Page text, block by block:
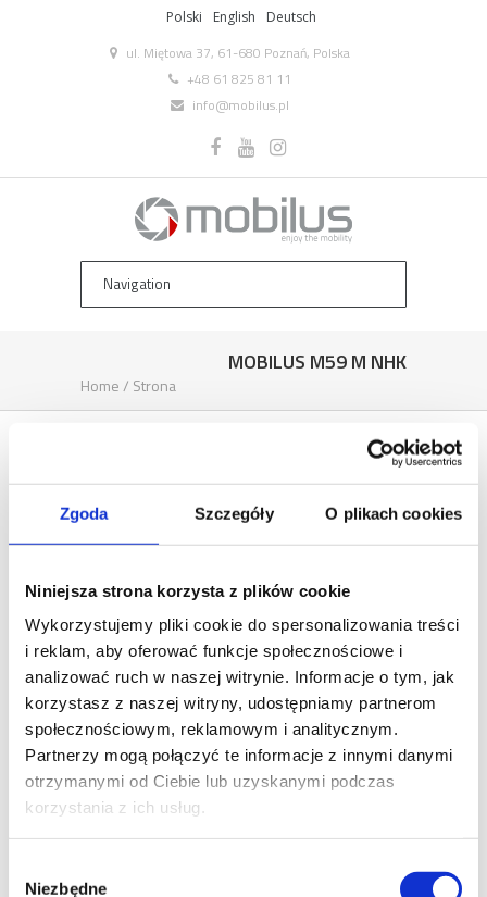
Zgoda Szczegóły O plikach cookies
Niniejsza strona korzysta z plików cookie
Wykorzystujemy pliki cookie do spersonalizowania treści
i reklam, aby oferować funkcje społecznościowe i
analizować ruch w naszej witrynie. Informacje o tym, jak
korzystasz z naszej witryny, udostępniamy partnerom
społecznościowym, reklamowym i analitycznym.
Partnerzy mogą połączyć te informacje z innymi danymi
otrzymanymi od Ciebie lub uzyskanymi podczas
korzystania z ich usług.
zgody
Niezbędne
Polski English Deutsch
ul. Miętowa 37, 61-680 Poznań, Polska
+48 61 825 81 11
info@mobilus.pl
MOBILUS M59 M NHK
Home/ Strona
Siłownik Mobilus M59 M NHK Opis Siłowniki 230 V~,
z mechanicznymi krańcówkami i z ręczną
średnica rury nawojowej [ mm ] [ Nm ] [ rpm ] [ W ]
Długość [ mm ] Zasilanie MOBILUS M59 M 100/12
NHK 70 100 12 371 675 230 V~ 50 Hz Tabela poboru
prądu [...]
SIŁOWNIKI MOBILUS M59